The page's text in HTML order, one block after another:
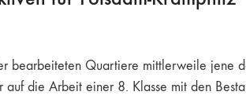
bearbeiteten Quartiere mittlerweile jene
die Arbeit einer 8. Klasse mit den